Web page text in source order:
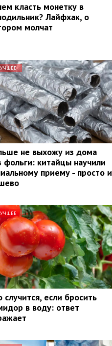
класть монетку в
Лайфхак, о
молчат
не выхожу из дома
фольги: китайцы научили
приему - просто и
случится, если бросить
в воду: ответ